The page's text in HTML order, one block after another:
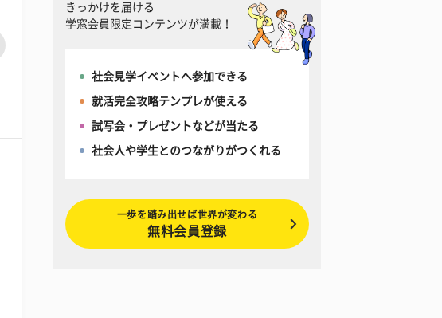
きっかけを届ける
学窓会員限定コンテンツが満載！
社会見学イベントへ参加できる
就活完全攻略テンプレが使える
試写会・プレゼントなどが当たる
社会人や学生とのつながりがつくれる
一歩を踏み出せば世界が変わる
無料会員登録